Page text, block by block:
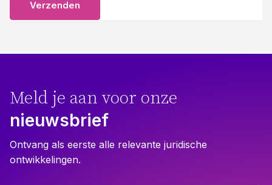
Meld je aan voor onze
nieuwsbrief
Ontvang als eerste alle relevante juridische
ontwikkelingen.